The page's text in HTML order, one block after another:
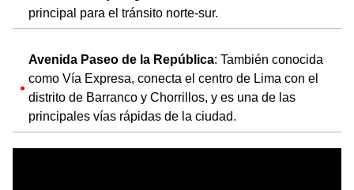
principal para el tránsito norte-sur.
Avenida Paseo de la República: También conocida
como Vía Expresa, conecta el centro de Lima con el
distrito de Barranco y Chorrillos, y es una de las
principales vías rápidas de la ciudad.